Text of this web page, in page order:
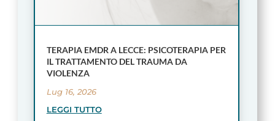
TERAPIA EMDR A LECCE: PSICOTERAPIA PER
IL TRATTAMENTO DEL TRAUMA DA
VIOLENZA
Lug 16, 2026
LEGGI TUTTO